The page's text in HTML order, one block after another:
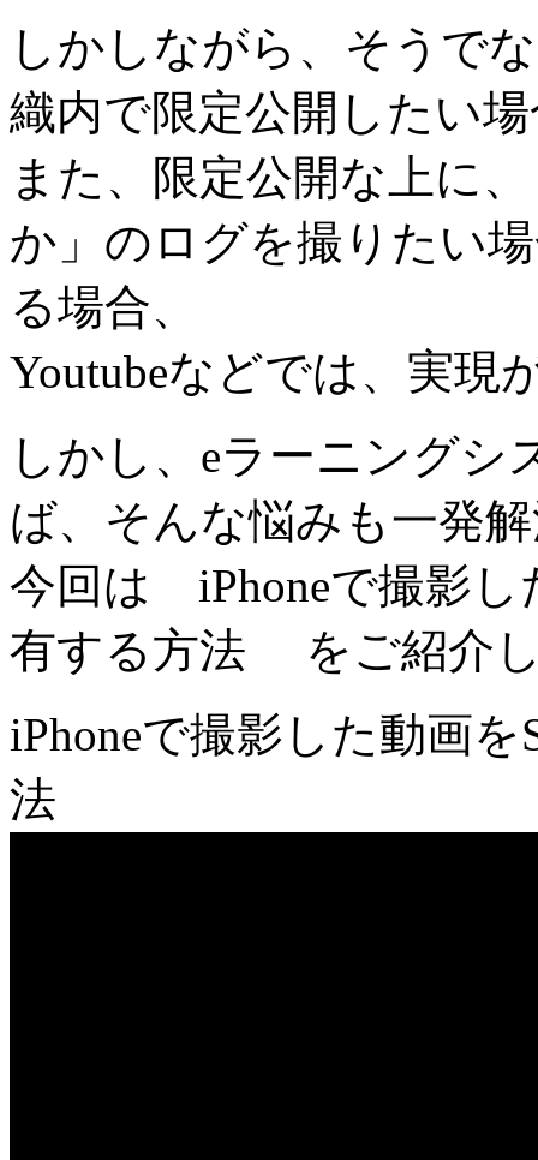
しかしながら、そうで
織内で限定公開したい
また、限定公開な上に
か」のログを撮りたい
る場合、
Youtubeなどでは、実現
しかし、eラーニング
ば、そんな悩みも一発
今回は iPhoneで撮影し
有する方法 をご紹介
iPhoneで撮影した動画
法